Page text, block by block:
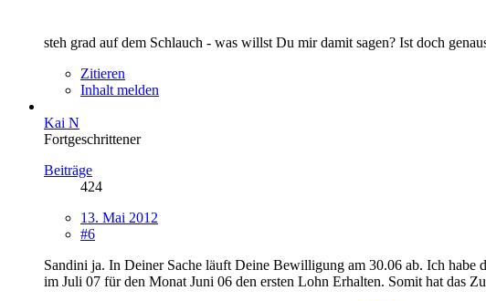
steh grad auf dem Schlauch - was willst Du mir damit sagen? Ist doch
Zitieren
Inhalt melden
Kai N
Fortgeschrittener
Beiträge
424
13. Mai 2012
#6
Sandini ja. In Deiner Sache läuft Deine Bewilligung am 30.06 ab. Ich
im Juli 07 für den Monat Juni 06 den ersten Lohn Erhalten. Somit hat das